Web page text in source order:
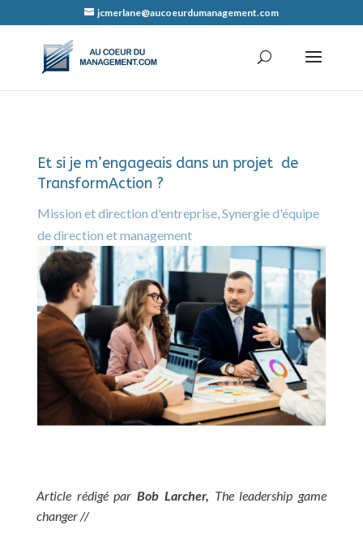
jcmerlane@aucoeurdumanagement.com
Et si je m’engageais dans un projet de
TransformAction ?
Mission et direction d'entreprise,Synergie d'équipe
de direction et management
Article rédigé par Bob Larcher, The leadership game
changer //